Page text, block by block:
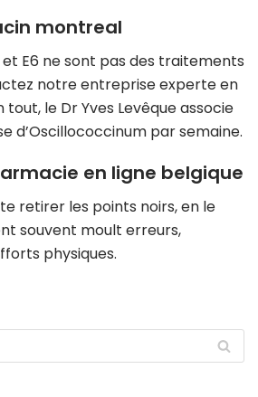
montreal
E6 ne sont pas des traitements
notre entreprise experte en
tout, le Dr Yves Levêque associe
d’Oscillococcinum par semaine.
en ligne belgique
retirer les points noirs, en le
souvent moult erreurs,
physiques.